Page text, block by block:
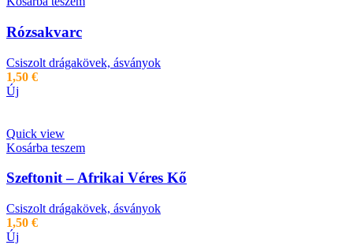
Rózsakvarc
Csiszolt drágakövek, ásványok
1,50 €
Új
Quick view
Kosárba teszem
Szeftonit – Afrikai Véres Kő
Csiszolt drágakövek, ásványok
1,50 €
Új